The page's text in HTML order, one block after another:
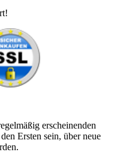
erscheinenden
Ersten sein, über neue